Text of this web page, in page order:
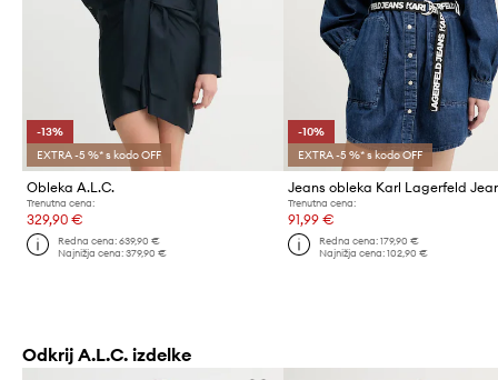
-13%
EXTRA -5 %* s kodo OFF
Obleka A.L.C.
Trenutna cena:
329,90 €
Redna cena:639,90 €
Najnižja cena:379,90 €
-10%
EXTRA -5 %* s kodo OFF
Jeans obleka Karl Lagerfeld
Trenutna cena:
91,99 €
Redna cena: 179,90 €
Najnižja cena: 102,90 €
Odkrij A.L.C. izdelke